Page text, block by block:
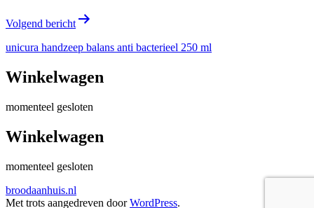
Volgend bericht
unicura handzeep balans anti bacterieel 250 ml
Winkelwagen
momenteel gesloten
Winkelwagen
momenteel gesloten
broodaanhuis.nl
Met trots aangedreven doorWordPress.